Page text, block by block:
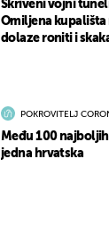
Skriveni vojni
Omiljena kupališta
dolaze roniti i
POKROVITELJ
Među 100
jedna hrvatska